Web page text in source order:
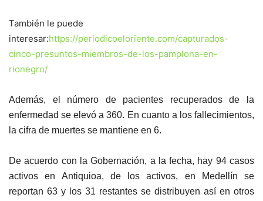
También le puede
interesar:https://periodicoeloriente.com/capturados-
cinco-presuntos-miembros-de-los-pamplona-en-
rionegro/
Además, el número de pacientes recuperados de la
enfermedad se elevó a 360. En cuanto a los fallecimientos,
la cifra de muertes se mantiene en 6.
De acuerdo con la Gobernación, a la fecha, hay 94 casos
activos en Antiquioa, de los activos, en Medellín se
reportan 63 y los 31 restantes se distribuyen así en otros